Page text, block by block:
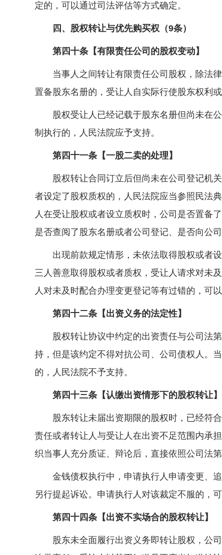
定的，可以通过司法评估等方式确定。
四、股权转让与优先购买权（9条）
第四十条【有限责任公司的股权变动】
当事人之间转让有限责任公司股权，除法律
置备股东名册的，受让人自实际行使股东权利
股权受让人已经记载于股东名册但尚未在公
制执行的，人民法院应予支持。
第四十一条【一股二卖的处理】
股权转让合同订立后但尚未在公司登记机关
者设定了股权质权的，人民法院应当参照民法
人在受让股权或者设立质权时，公司是否置备
是否查阅了股东名册或者公司登记、是否向公
出现前款规定情形，未依法取得股权或者设
三人善意取得股权或者质权，受让人请求对未
人对未及时配合办理变更登记等有过错的，可
第四十二条【出资义务的法定性】
股权转让协议中约定的出资责任与公司法第
持，但是该约定不得对抗公司、公司债权人。
的，人民法院不予支持。
第四十三条【认缴出资情形下的股权转让】
股东转让未届出资期限的股权时，已经符合
责任或者转让人与受让人在出资不足范围内承
织当事人充分质证、辩论后，直接依照公司法
金钱债权执行中，申请执行人申请变更、追
另行提起诉讼。申请执行人对该裁定不服的，
第四十四条【出资不实场合的股权转让】
股东未全面履行出资义务即转让股权，公司